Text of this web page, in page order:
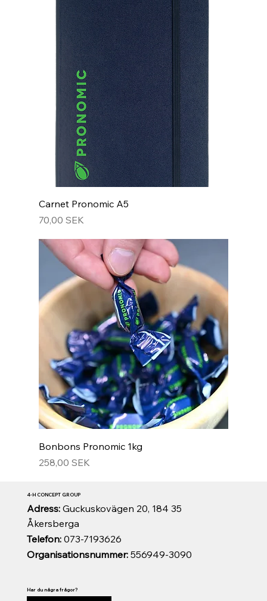
Carnet Pronomic A5
Prix
70,00 SEK
Bonbons Pronomic 1kg
Prix
258,00 SEK
Organisationsnummer:556949-3090
Telefon:073-7193626
Adress: Guckuskovägen 20, 184 35
Åkersberga
4-H CONCEPT GROUP
Har du några frågor?